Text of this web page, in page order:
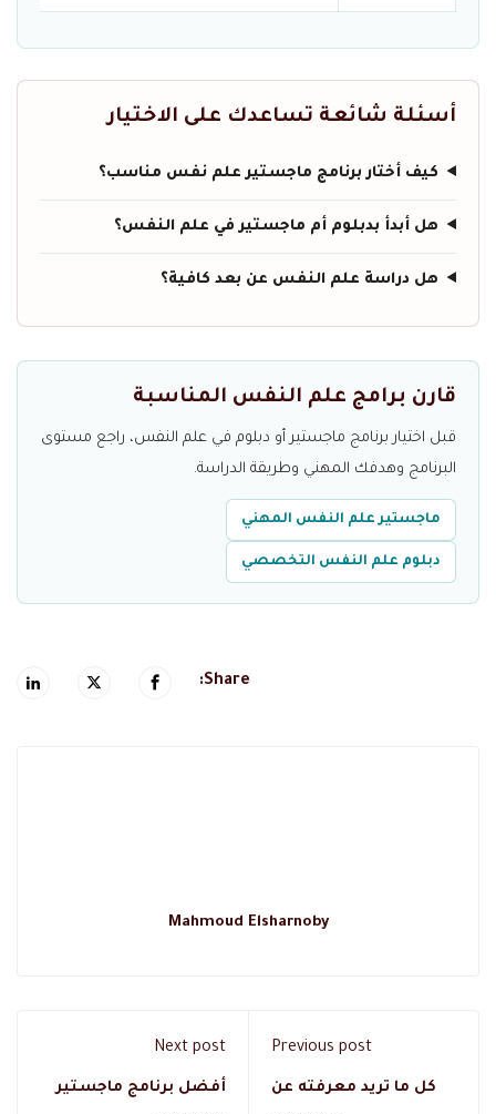
أسئلة شائعة تساعدك على الاختيار
كيف أختار برنامج ماجستير علم نفس مناسب؟
هل أبدأ بدبلوم أم ماجستير في علم النفس؟
هل دراسة علم النفس عن بعد كافية؟
قارن برامج علم النفس المناسبة
قبل اختيار برنامج ماجستير أو دبلوم في علم النفس، راجع مستوى
البرنامج وهدفك المهني وطريقة الدراسة.
ماجستير علم النفس المهني
دبلوم علم النفس التخصصي
Share:
Mahmoud Elsharnoby
Previous post
كل ما تريد معرفته عن
Next post
أفضل برنامج ماجستير